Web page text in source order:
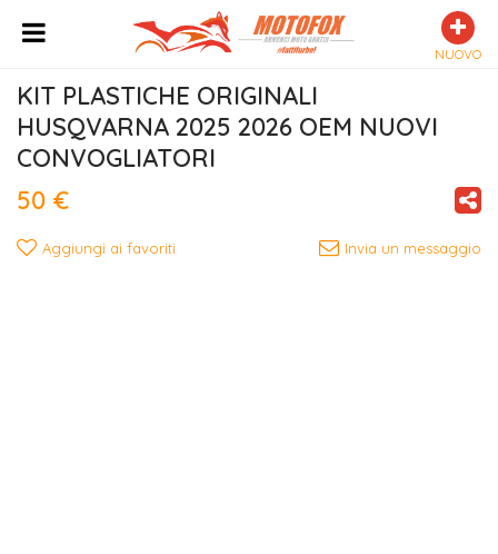
NUOVO
KIT PLASTICHE ORIGINALI
HUSQVARNA 2025 2026 OEM NUOVI
CONVOGLIATORI
50 €
Aggiungi ai favoriti Invia un messaggio